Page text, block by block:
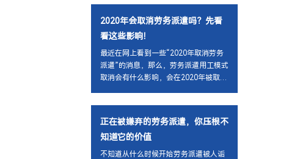
2020年会取消劳务派遣吗？先看
看这些影响！
最近在网上看到一些“2020年取消劳务
派遣”的消息，那么，劳务派遣用工模式
取消会有什么影响，会在2020年被取消
的无疑是这三者。
正在被嫌弃的劳务派遣，你压根不
知道它的价值
不知道从什么时候开始劳务派遣被人诟